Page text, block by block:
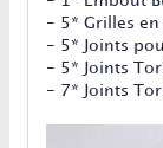
- 5* Grilles en
- 5* Joints
- 5* Joints
- 7* Joints